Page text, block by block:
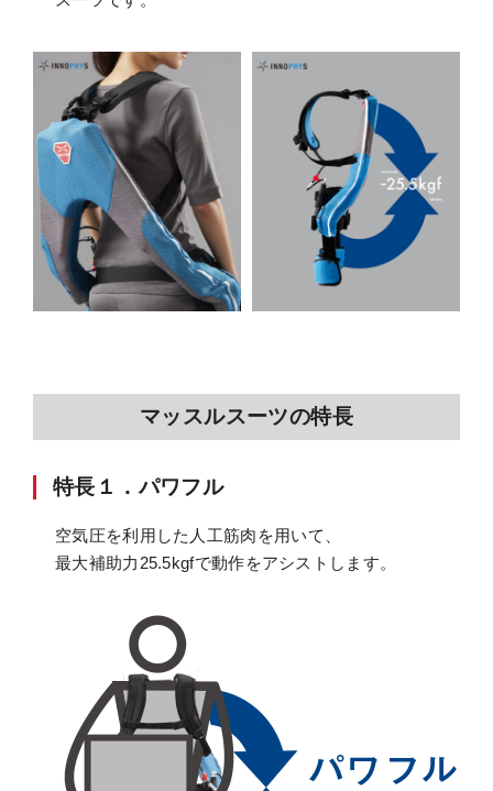
マッスルスーツの特長
特長１．パワフル
空気圧を利用した人工筋肉を用いて、
最大補助力25.5kgfで動作をアシストします。